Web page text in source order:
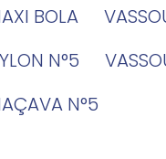
BOLA
N°5
N°5